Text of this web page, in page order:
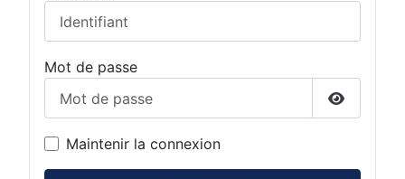
Mot de passe
Afficher
Maintenir la connexion